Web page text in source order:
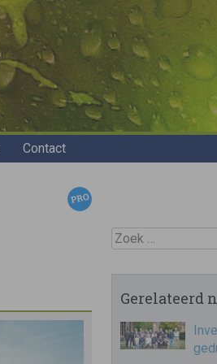
Contact
Zoek
Gerelateerd